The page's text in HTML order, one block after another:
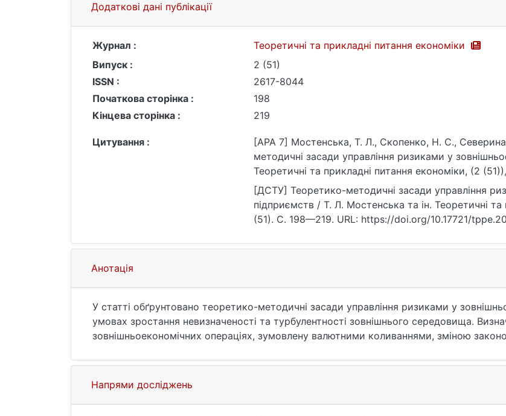
Додаткові дані публікації
Журнал :
Теоретичні та прикладні питання економіки
Випуск :
2 (51)
ISSN :
2617-8044
Початкова сторінка :
198
Кінцева сторінка :
219
Цитування :
[APA 7] Мостенська, Т. Л., Скопенко, Н. С.,
методичні засади управління ризиками у
Теоретичні та прикладні питання економіки, (2
https://doi.org/10.17721/tppe.2025.51.15
[ДСТУ] Теоретико-методичні засади управління
підприємств / Т. Л. Мостенська та ін. Теоретичні
(51). С. 198—219. URL: https://doi.org/10.17721/
Анотація
У статті обґрунтовано теоретико-методичні засади управління ризиками у
умовах зростання невизначеності та турбулентності зовнішнього середовища.
зовнішньоекономічних операціях, зумовлену валютними коливаннями, зміною
класичних концепцій мінімізації втрат до сучасних інтегрованих моделей,
реагування. Систематизовано основні принципи ризик-менеджменту відповідно до
окреслено можливості їх адаптації до специфіки зовнішньоекономічної діяльності
процесу управління ризиками, який включає ідентифікацію, оцінювання, моніторинг
Напрями досліджень